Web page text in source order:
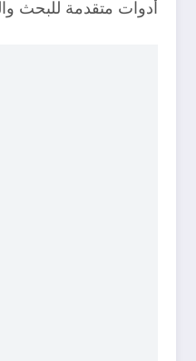
أدوات متقدمة للبحث